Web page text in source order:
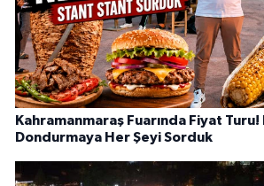
Kahramanmaraş Fuarında Fiyat
Dondurmaya Her Şeyi Sorduk